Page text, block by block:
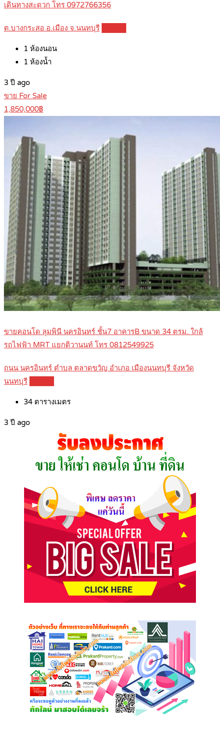
เดินทางสะดวก โทร 0972766356
ต.บางกระสอ อ.เมือง จ.นนทบุรี
1 ห้องนอน
1 ห้องน้ำ
3 ปี ago
ขาย For Sale
1,850,000฿
ขายคอนโด ลุมพินี นครอินทร์ ชั้น7 อาคารB ขนาด 34 ตรม. ใกล้
รถไฟฟ้า MRT แยกติวานนท์ โทร 0812549925
ถนน นครอินทร์ ตำบล ตลาดขวัญ อำเภอ เมืองนนทบุรี จังหวัด
นนทบุรี
34 ตารางเมตร
3 ปี ago